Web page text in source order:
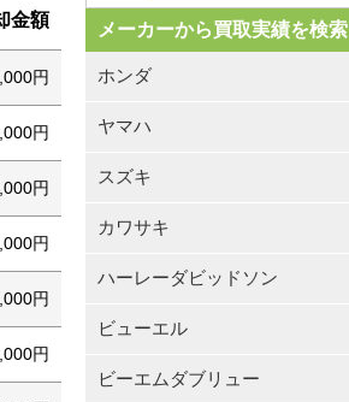
金額
円
円
円
円
円
円
メーカーから買取実績を検索
ホンダ
ヤマハ
スズキ
カワサキ
ハーレーダビッドソン
ビューエル
ビーエムダブリュー